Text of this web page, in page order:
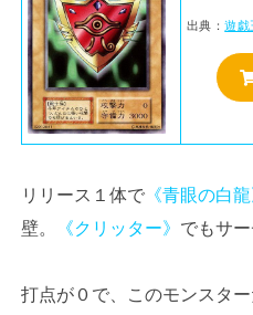
出典：遊戯
リリース１体で 《青眼の白龍
壁。
《クリッター》 でもサー
打点が０で、このモンスタ